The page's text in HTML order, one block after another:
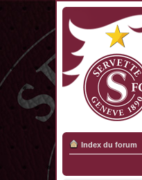
Index du forum